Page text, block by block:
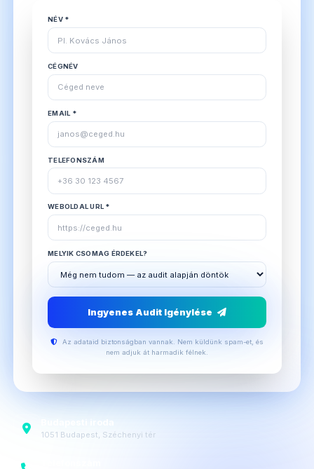
NÉV *
CÉGNÉV
EMAIL *
TELEFONSZÁM
WEBOLDAL URL *
MELYIK CSOMAG ÉRDEKEL?
Ingyenes Audit Igénylése
Az adataid biztonságban vannak. Nem küldünk spam-et, és
nem adjuk át harmadik félnek.
1051 Budapest, Széchenyi tér